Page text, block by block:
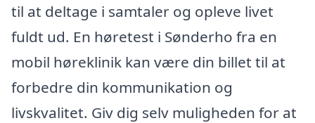
til at deltage i samtaler og opleve livet
fuldt ud. En høretest i Sønderho fra en
mobil høreklinik kan være din billet til at
forbedre din kommunikation og
livskvalitet. Giv dig selv muligheden for at